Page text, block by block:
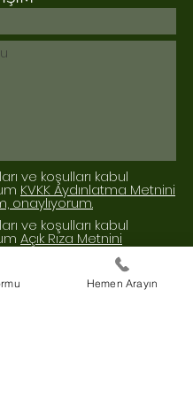
ve koşulları kabul
KVKK Aydınlatma Metnini
onaylıyorum.
ve koşulları kabul
Açık Rıza Metnini
onaylıyorum.
Gönder
Hemen Arayın